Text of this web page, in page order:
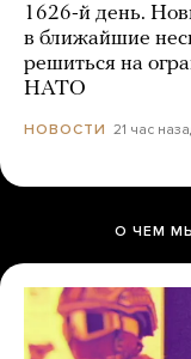
1626-й день.
в ближайшие
решиться на
НАТО
НОВОСТИ 21 час
О ЧЕМ